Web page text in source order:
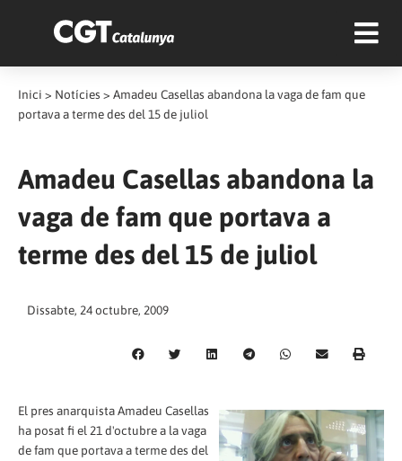
Inici > Notícies > Amadeu Casellas abandona la vaga de fam que
portava a terme des del 15 de juliol
Amadeu Casellas abandona la
vaga de fam que portava a
terme des del 15 de juliol
Dissabte, 24 octubre, 2009
El pres anarquista Amadeu Casellas
ha posat fi el 21 d'octubre a la vaga
de fam que portava a terme des del